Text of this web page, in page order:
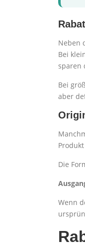
Neben
Bei
sparen
Bei
aber
Die
Wenn